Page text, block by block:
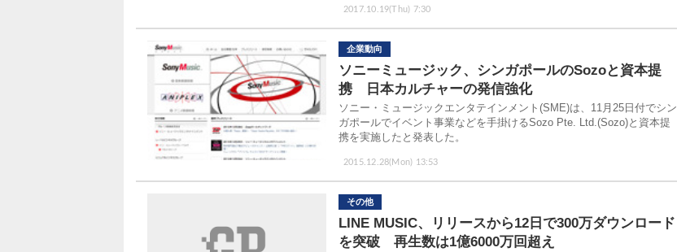
2017.10.19(Thu) 7:30
企業動向
2015.12.28(Mon) 13:53
ソニーミュージック、シンガポールのSozoと資本提
携 日本カルチャーの発信強化
ソニー・ミュージックエンタテインメント(SME)は、11月25日付でシン
ガポールでイベント事業などを手掛けるSozo Pte. Ltd.(Sozo)と資本提
携を実施したと発表した。
その他
LINE MUSIC、リリースから12日で300万ダウンロード
を突破 再生数は1億6000万回超え